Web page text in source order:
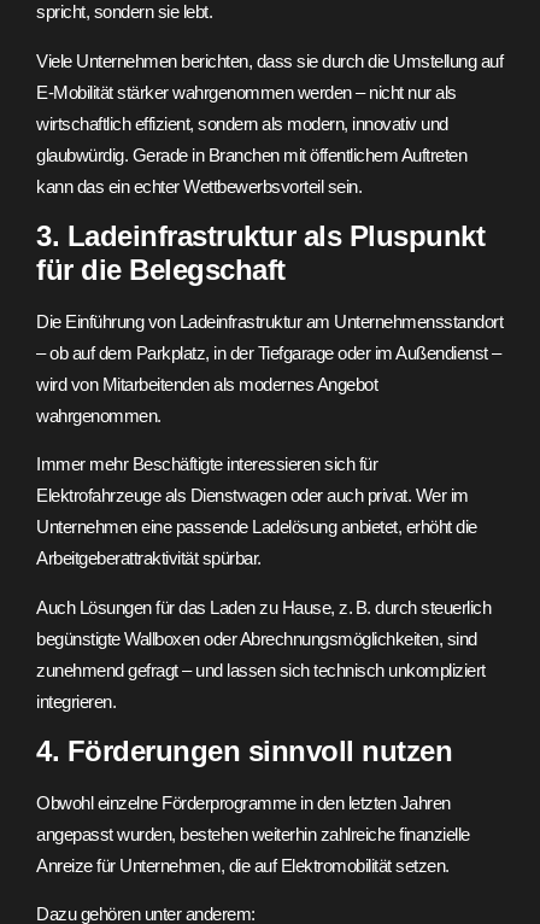
spricht, sondern sie lebt.
Viele Unternehmen berichten, dass sie durch die Umstellung auf
E-Mobilität stärker wahrgenommen werden – nicht nur als
wirtschaftlich effizient, sondern als modern, innovativ und
glaubwürdig. Gerade in Branchen mit öffentlichem Auftreten
kann das ein echter Wettbewerbsvorteil sein.
3. Ladeinfrastruktur als Pluspunkt
für die Belegschaft
Die Einführung von Ladeinfrastruktur am Unternehmensstandort
– ob auf dem Parkplatz, in der Tiefgarage oder im Außendienst –
wird von Mitarbeitenden als modernes Angebot
wahrgenommen.
Immer mehr Beschäftigte interessieren sich für
Elektrofahrzeuge als Dienstwagen oder auch privat. Wer im
Unternehmen eine passende Ladelösung anbietet, erhöht die
Arbeitgeberattraktivität spürbar.
Auch Lösungen für das Laden zu Hause, z. B. durch steuerlich
begünstigte Wallboxen oder Abrechnungsmöglichkeiten, sind
zunehmend gefragt – und lassen sich technisch unkompliziert
integrieren.
4. Förderungen sinnvoll nutzen
Obwohl einzelne Förderprogramme in den letzten Jahren
angepasst wurden, bestehen weiterhin zahlreiche finanzielle
Anreize für Unternehmen, die auf Elektromobilität setzen.
Dazu gehören unter anderem: